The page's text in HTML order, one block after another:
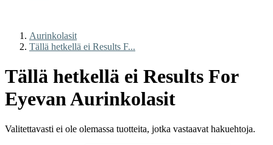
Aurinkolasit
Tällä hetkellä ei Results F...
Tällä hetkellä ei Results For
Eyevan Aurinkolasit
Valitettavasti ei ole olemassa tuotteita, jotka vastaavat hakuehtoja.